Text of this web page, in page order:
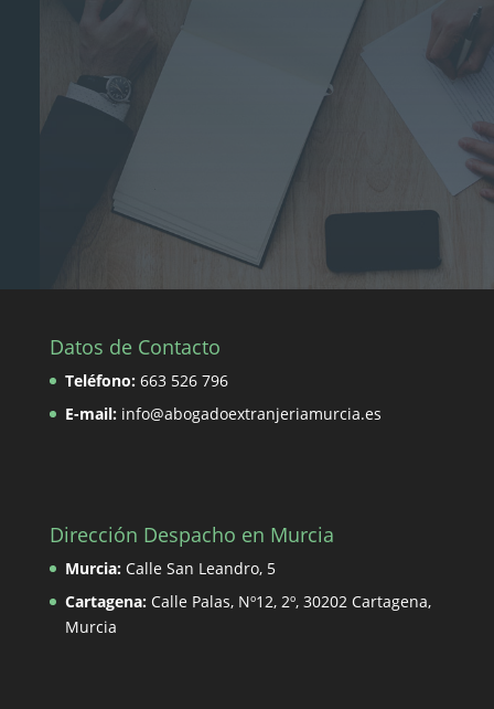
Datos de Contacto
Teléfono: 663 526 796
E-mail: info@abogadoextranjeriamurcia.es
Dirección Despacho en Murcia
Murcia: Calle San Leandro, 5
Cartagena: Calle Palas, Nº12, 2º, 30202 Cartagena,
Murcia